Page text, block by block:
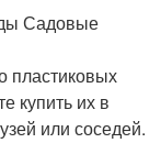
Садовые
пластиковых
купить их в
или соседей.